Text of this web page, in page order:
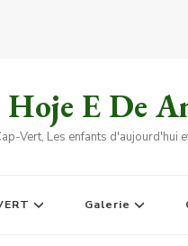
Hoje E De
Vert, Les enfants d'aujourd'hui
Galerie